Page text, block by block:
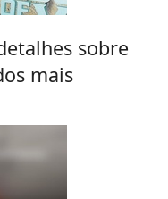
sobre
mais